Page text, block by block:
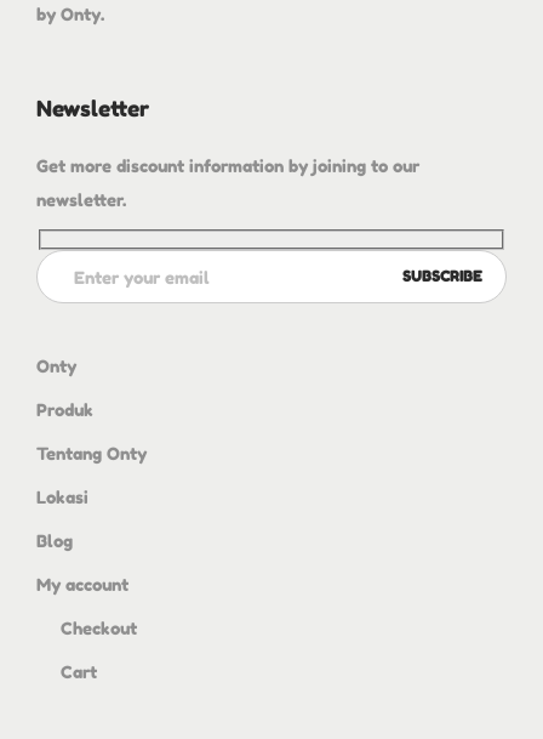
by Onty.
Newsletter
Get more discount information by joining to our
newsletter.
Onty
Produk
Tentang Onty
Lokasi
Blog
My account
Checkout
Cart